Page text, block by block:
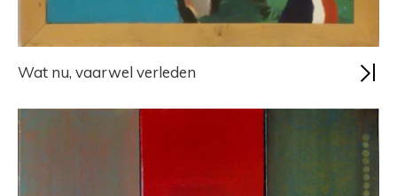
Wat nu, vaarwel verleden